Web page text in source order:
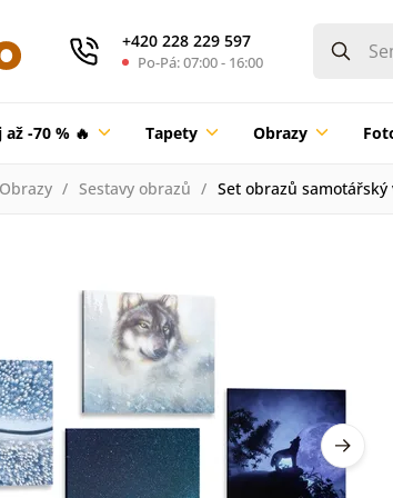
+420 228 229 597
Po-Pá: 07:00 - 16:00
-70 % 🔥 Tapety Obrazy
Obrazy Sestavy obrazů Set obrazů samotářský